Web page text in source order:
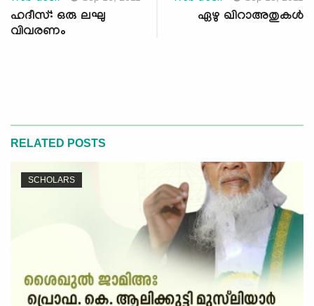
ഹദീസ്: ഒരു ലഘു
വിവരണം
ഏഴു ഖിറാഅതുകള്‍
RELATED POSTS
SCHOLARS